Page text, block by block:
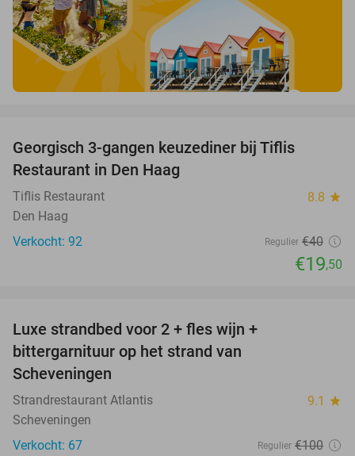
Georgisch 3-gangen keuzediner bij Tiflis
Restaurant in Den Haag
Tiflis Restaurant 8.8 star
Den Haag
Verkocht: 92
Regulier €40
€19,50
Luxe strandbed voor 2 + fles wijn +
bittergarnituur op het strand van
Scheveningen
Strandrestaurant Atlantis 9.1 star
Scheveningen
Verkocht: 67
Regulier €100